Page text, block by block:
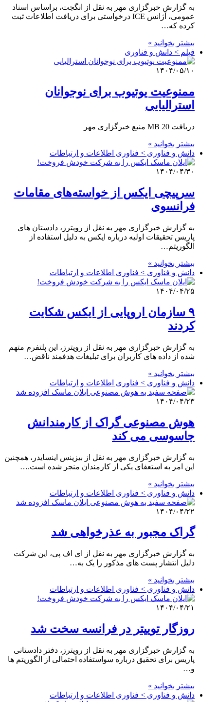
به گزارش خبرگزاری مهر به نقل از انگجت، براساس اسناد
عمومی، آژانس ICE درخواستی برای دریافت اطلاعات ثبت
کرده که…
بیشتر بخوانید »
فیلم > دانش و فناوری
۱۴۰۴/۰۵/۱۰
ممنوعیت یوتیوب برای نوجوانان
استرالیایی
دریافت 20 MB منبع خبرگزاری مهر
بیشتر بخوانید »
دانش و فناوری > فناوری اطلاعات و ارتباطات
۱۴۰۴/۰۴/۳۰
سرپیچی ایکس از خواسته‌های مقامات
فرانسوی
به گزارش خبرگزاری مهر به نقل از رویترز، دادستان های
پاریس تحقیقات اولیه درباره ایکس به دلیل استفاده از
الگوریتم…
بیشتر بخوانید »
دانش و فناوری > فناوری اطلاعات و ارتباطات
۱۴۰۴/۰۴/۲۵
۹ سازمان اروپایی از ایکس شکایت
کردند
به گزارش خبرگزاری مهر به نقل از رویترز، این پلتفرم متهم
شده از داده های کاربران برای تبلیغات هدفمند ناقض…
بیشتر بخوانید »
دانش و فناوری > فناوری اطلاعات و ارتباطات
۱۴۰۴/۰۴/۲۳
هوش مصنوعی گراک از کارمندانش
جاسوسی می کند
به گزارش خبرگزاری مهر به نقل از بیزینس اینسایدر، همچنین
این امر به استعفای یکی از کارمندان منجر شده است.…
بیشتر بخوانید »
دانش و فناوری > فناوری اطلاعات و ارتباطات
۱۴۰۴/۰۴/۲۲
گراک مجبور به عذرخواهی شد
به گزارش خبرگزاری مهر به نقل از ای اف پی، این شرکت
دلیل انتشار پست های مذکور را یک به…
بیشتر بخوانید »
دانش و فناوری > فناوری اطلاعات و ارتباطات
۱۴۰۴/۰۴/۲۱
روزگار توییتر در فرانسه سخت شد
به گزارش خبرگزاری مهر به نقل از رویترز، دفتر دادستانی
پاریس برای تحقیق درباره سواستفاده احتمالی از الگوریتم ها
و…
بیشتر بخوانید »
دانش و فناوری > فناوری اطلاعات و ارتباطات